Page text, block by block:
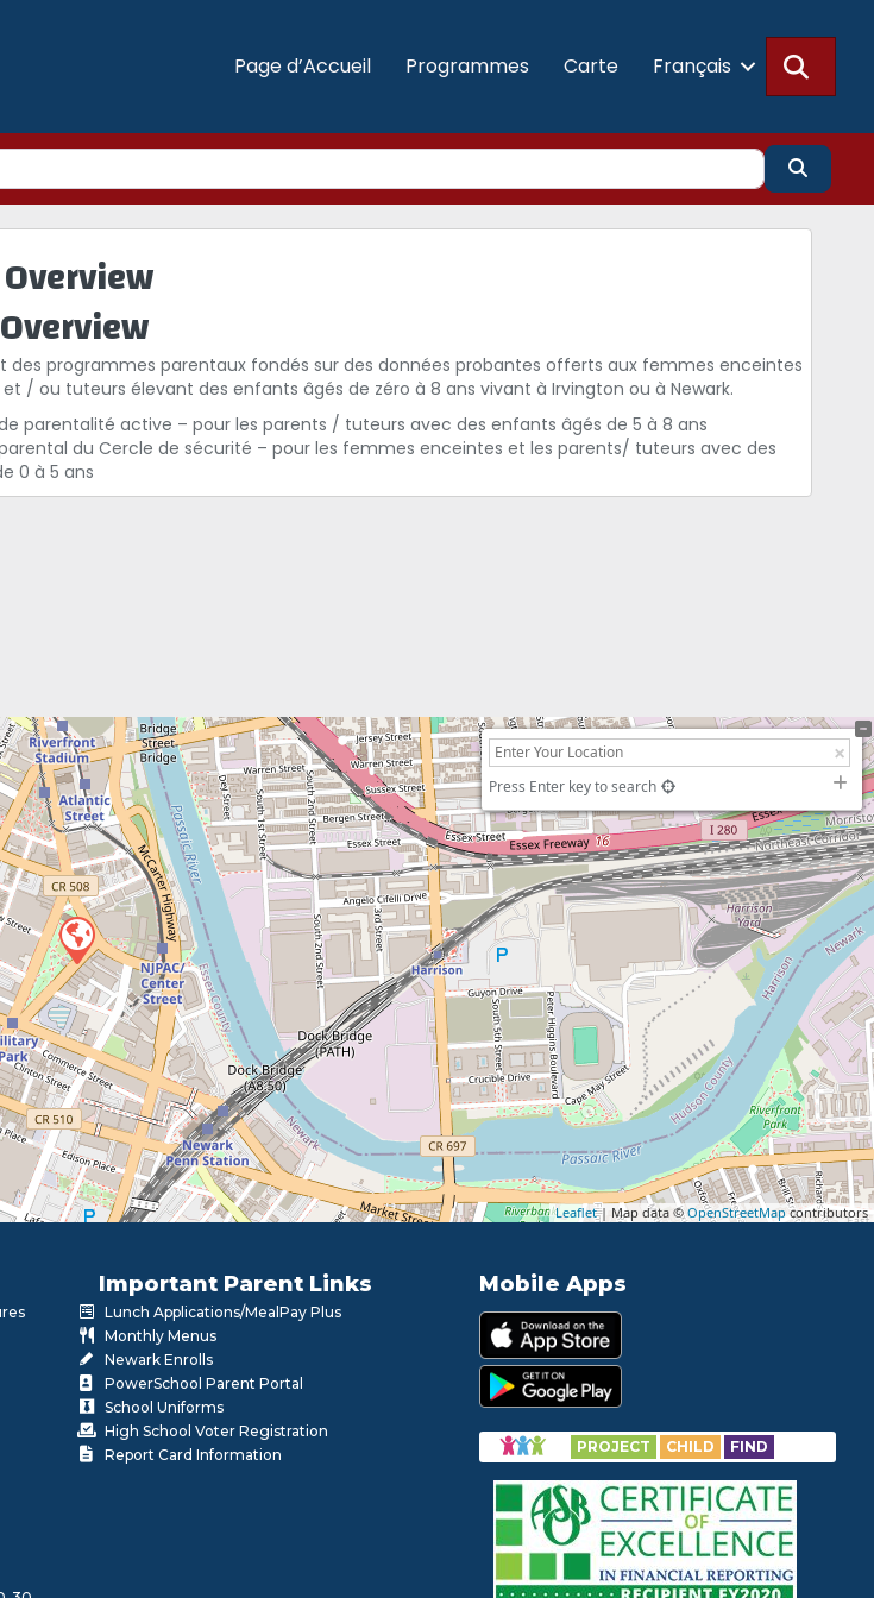
Page d’Accueil Programmes Carte Français
Search
des programmes parentaux fondés sur des données probantes offerts aux femmes enceintes
/ ou tuteurs élevant des enfants âgés de zéro à 8 ans vivant à Irvington ou à Newark.
parentalité active – pour les parents / tuteurs avec des enfants âgés de 5 à 8 ans
du Cercle de sécurité – pour les femmes enceintes et les parents/ tuteurs avec des
0 à 5 ans
Press Enter key to search
Leaflet| Map data ©OpenStreetMapcontributors
Important Parent Links
Lunch Applications/MealPay Plus
Monthly Menus
Newark Enrolls
PowerSchool Parent Portal
School Uniforms
High School Voter Registration
Report Card Information
Mobile Apps
PROJECT CHILD FIND